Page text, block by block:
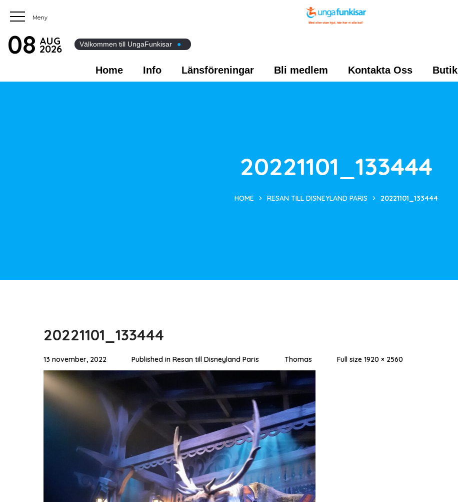
08 AUG
2026 Välkommen till UngaFunkisar ●
Home Info Länsföreningar Bli medlem Kontakta Oss Butik
20221101_133444
HOME RESAN TILL DISNEYLAND PARIS 20221101_133444
20221101_133444
13 november, 2022 Published inResan till Disneyland Paris Thomas Full size 1920 × 2560